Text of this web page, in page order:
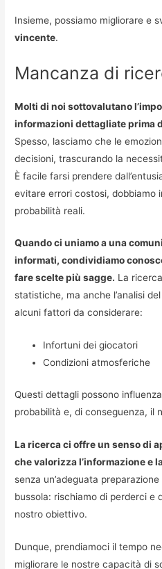
Insieme, possiamo migliorare e
vincente.
Mancanza di
Molti di noi sottovalutano
informazioni dettagliate prima
Spesso, lasciamo che le
decisioni, trascurando la
È facile farsi prendere
evitare errori costosi, dobbiamo
probabilità reali.
Quando ci uniamo a una
informati, condividiamo
fare scelte più sagge. La
statistiche, ma anche l’analisi
alcuni fattori da considerare:
Infortuni dei giocatori
Condizioni atmosferiche
Questi dettagli possono
probabilità e, di conseguenza, il
La ricerca ci offre un senso di
che valorizza l’informazione e
senza un’adeguata
bussola: rischiamo di perderci e
nostro obiettivo.
Dunque, prendiamoci il tempo
migliorare le nostre capacità di